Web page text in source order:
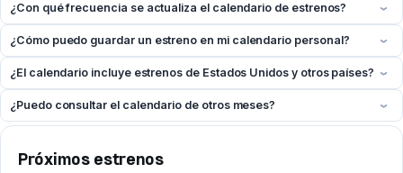
¿Con qué frecuencia se actualiza el calendario de estrenos? ›
¿Cómo puedo guardar un estreno en mi calendario personal? ›
¿El calendario incluye estrenos de Estados Unidos y otros países? ›
¿Puedo consultar el calendario de otros meses? ›
Próximos estrenos